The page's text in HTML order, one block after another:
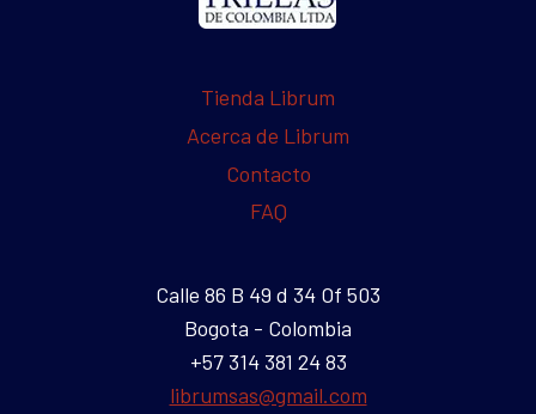
Tienda Librum
Acerca de Librum
Contacto
FAQ
Calle 86 B 49 d 34 Of 503
Bogota - Colombia
+57 314 381 24 83
librumsas@gmail.com